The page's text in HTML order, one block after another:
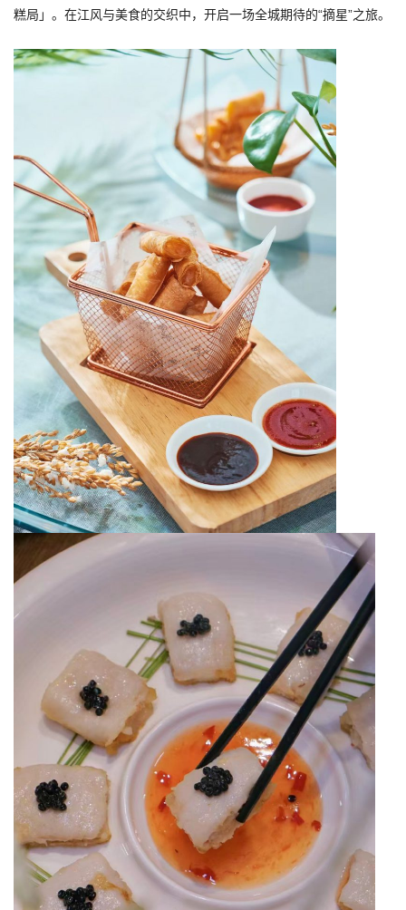
糕局」。在江风与美食的交织中，开启一场全城期待的“摘星”之旅。